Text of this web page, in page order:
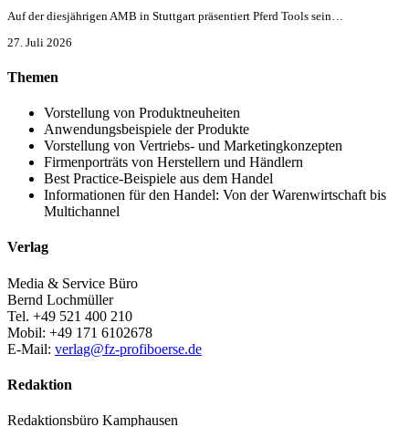
Auf der diesjährigen AMB in Stuttgart präsentiert Pferd Tools sein…
27. Juli 2026
Themen
Vorstellung von Produktneuheiten
Anwendungsbeispiele der Produkte
Vorstellung von Vertriebs- und Marketingkonzepten
Firmenporträts von Herstellern und Händlern
Best Practice-Beispiele aus dem Handel
Informationen für den Handel: Von der Warenwirtschaft bis
Multichannel
Verlag
Media & Service Büro
Bernd Lochmüller
Tel. +49 521 400 210
Mobil: +49 171 6102678
E-Mail: verlag@fz-profiboerse.de
Redaktion
Redaktionsbüro Kamphausen